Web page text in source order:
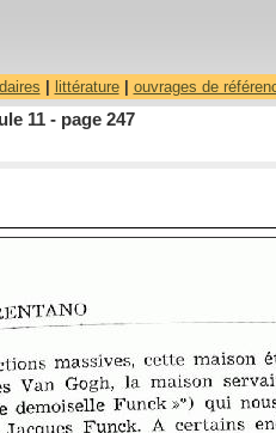
littérature| ouvrages de
11 - page 247